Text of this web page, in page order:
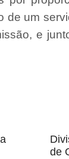
de um
e
de